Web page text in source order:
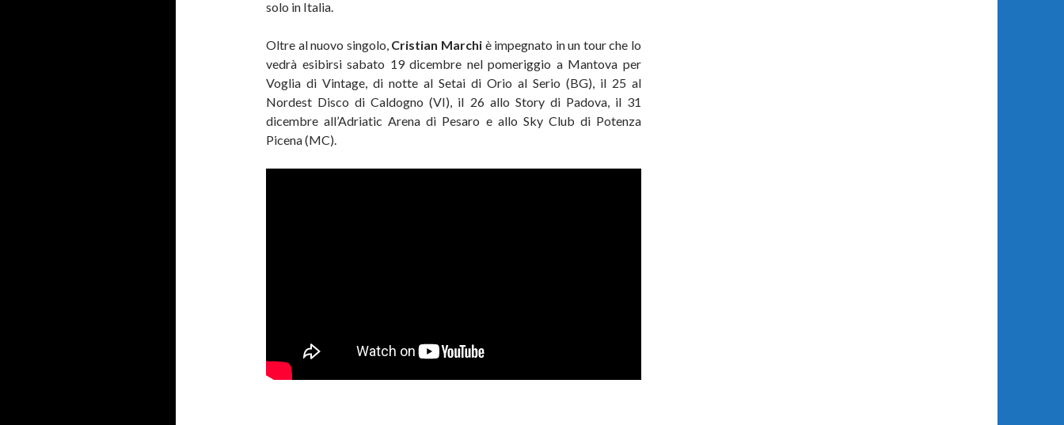
solo in Italia.
Oltre al nuovo singolo, Cristian Marchi è impegnato in un tour che lo
vedrà esibirsi sabato 19 dicembre nel pomeriggio a Mantova per
Voglia di Vintage, di notte al Setai di Orio al Serio (BG), il 25 al
Nordest Disco di Caldogno (VI), il 26 allo Story di Padova, il 31
dicembre all’Adriatic Arena di Pesaro e allo Sky Club di Potenza
Picena (MC).